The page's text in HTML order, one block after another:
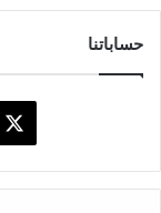
حساباتنا